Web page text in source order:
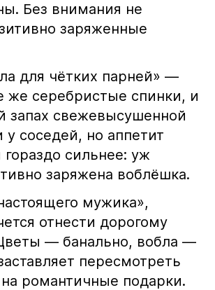
Без внимания не
заряженные
для чётких парней» —
же серебристые спинки, и
запах свежевысушенной
у соседей, но аппетит
гораздо сильнее: уж
заряжена воблёшка.
мужика»,
отнести дорогому
— банально, вобла —
пересмотреть
на романтичные подарки.